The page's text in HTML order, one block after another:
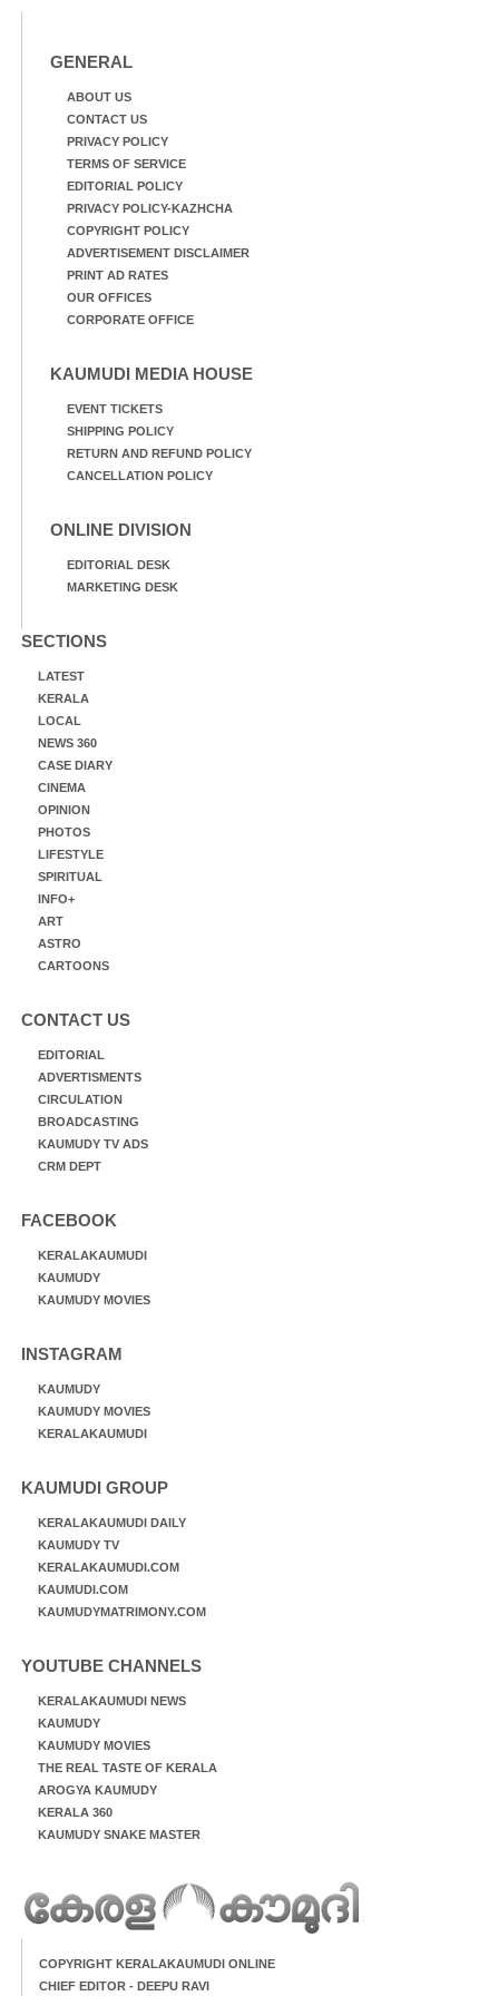
ട്രാക്കിന് കുറുകെ ഓടുന്ന
GENERAL
ABOUT US
CONTACT US
PRIVACY POLICY
TERMS OF SERVICE
EDITORIAL POLICY
PRIVACY POLICY-KAZHCHA
COPYRIGHT POLICY
ADVERTISEMENT DISCLAIMER
PRINT AD RATES
OUR OFFICES
CORPORATE OFFICE
KAUMUDI MEDIA HOUSE
EVENT TICKETS
SHIPPING POLICY
RETURN AND REFUND POLICY
CANCELLATION POLICY
ONLINE DIVISION
EDITORIAL DESK
MARKETING DESK
SECTIONS
LATEST
KERALA
LOCAL
NEWS 360
CASE DIARY
CINEMA
OPINION
PHOTOS
LIFESTYLE
SPIRITUAL
INFO+
ART
ASTRO
CARTOONS
CONTACT US
EDITORIAL
ADVERTISMENTS
CIRCULATION
BROADCASTING
KAUMUDY TV ADS
CRM DEPT
FACEBOOK
KERALAKAUMUDI
KAUMUDY
KAUMUDY MOVIES
INSTAGRAM
KAUMUDY
KAUMUDY MOVIES
KERALAKAUMUDI
KAUMUDI GROUP
KERALAKAUMUDI DAILY
KAUMUDY TV
KERALAKAUMUDI.COM
KAUMUDI.COM
KAUMUDYMATRIMONY.COM
YOUTUBE CHANNELS
KERALAKAUMUDI NEWS
KAUMUDY
KAUMUDY MOVIES
THE REAL TASTE OF KERALA
AROGYA KAUMUDY
KERALA 360
KAUMUDY SNAKE MASTER
COPYRIGHT KERALAKAUMUDI ONLINE
CHIEF EDITOR - DEEPU RAVI